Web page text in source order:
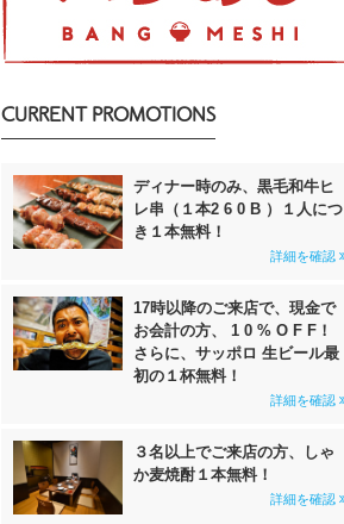
CURRENT PROMOTIONS
ディナー時のみ、黒毛和牛ヒ
レ串（１本2 6 0 B ）１人につ
き１本無料！
詳細を確認
17時以降のご来店で、現金で
お会計の方、 1 0 % O F F！
さらに、サッポロ 生ビール最
初の１杯無料！
詳細を確認
３名以上でご来店の方、しゃ
か麦焼酎１本無料！
詳細を確認